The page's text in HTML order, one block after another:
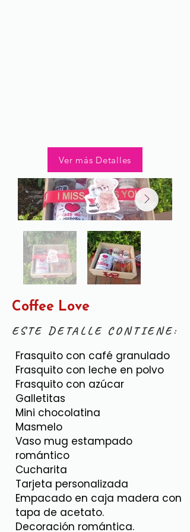
Ver más Detalles
Coffee Love
ESTE DETALLE CONTIENE:
Frasquito con café granulado
Frasquito con leche en polvo
Frasquito con azúcar
Galletitas
Mini chocolatina
Masmelo
Vaso mug estampado
romántico
Cucharita
Tarjeta personalizada
Empacado en caja madera con
tapa de acetato.
Decoración romántica.